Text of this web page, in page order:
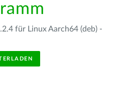
für Linux Aarch64 (deb) -